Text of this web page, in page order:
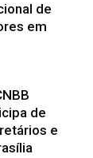
de
em
de
e